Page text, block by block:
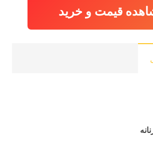
قیمت و خرید